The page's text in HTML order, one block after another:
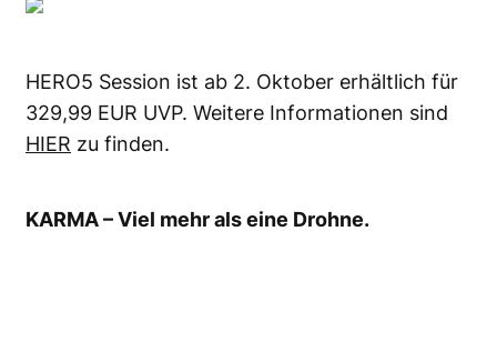
HERO5 Session ist ab 2. Oktober erhältlich für
329,99 EUR UVP. Weitere Informationen sind
HIER zu finden.
KARMA – Viel mehr als eine Drohne.